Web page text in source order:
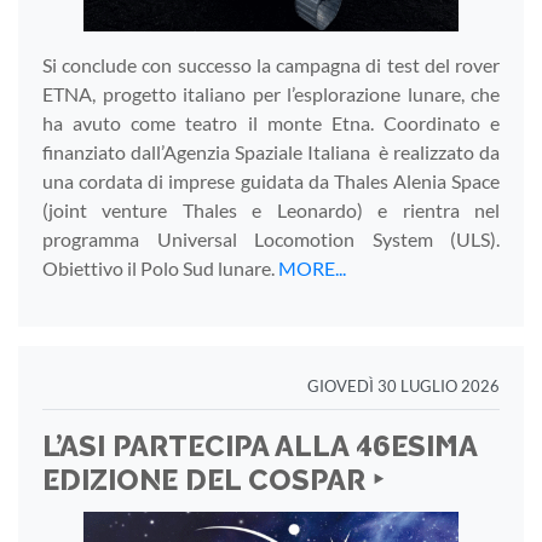
Si conclude con successo la campagna di test del rover
ETNA, progetto italiano per l’esplorazione lunare, che
ha avuto come teatro il monte Etna. Coordinato e
finanziato dall’Agenzia Spaziale Italiana è realizzato da
una cordata di imprese guidata da Thales Alenia Space
(joint venture Thales e Leonardo) e rientra nel
programma Universal Locomotion System (ULS).
Obiettivo il Polo Sud lunare. MORE...
GIOVEDÌ 30 LUGLIO 2026
L’ASI PARTECIPA ALLA 46ESIMA
EDIZIONE DEL COSPAR ‣